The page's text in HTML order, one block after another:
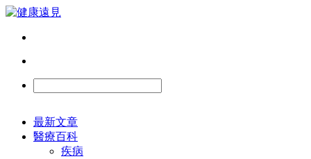
最新文章
醫療百科
疾病